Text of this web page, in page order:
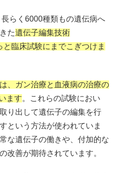
らく6000種類もの遺伝病へ
た遺伝子編集技術
臨床試験にまでこぎつけま
、ガン治療と血液病の治療の
ます。これらの試験におい
り出して遺伝子の編集を行
という方法が使われていま
な遺伝子の働きや、付加的な
改善が期待されています。